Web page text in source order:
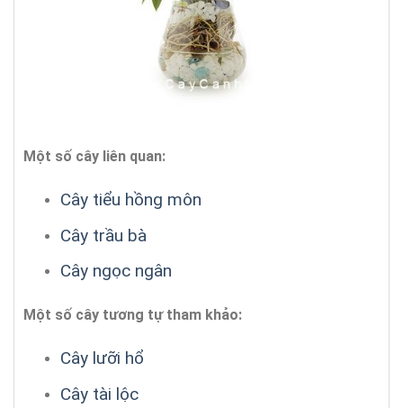
Một số cây liên quan:
Cây tiểu hồng môn
Cây trầu bà
Cây ngọc ngân
Một số cây tương tự tham khảo:
Cây lưỡi hổ
Cây tài lộc